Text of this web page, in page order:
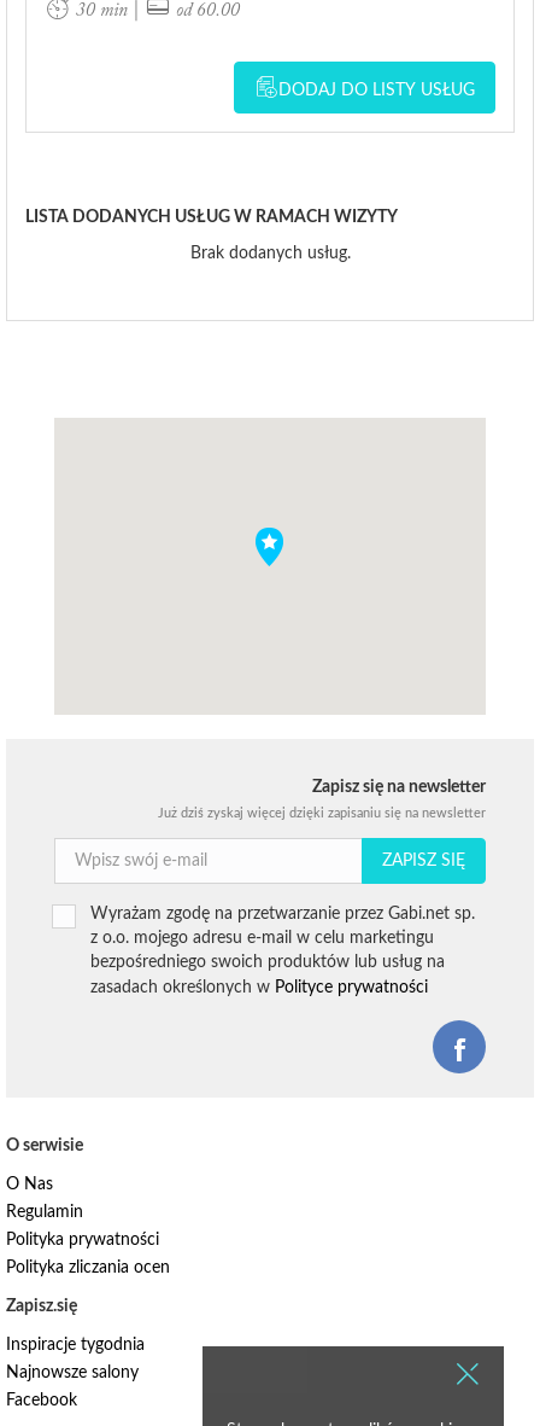
30 min od 60.00
DODAJ DO LISTY USŁUG
LISTA DODANYCH USŁUG W RAMACH WIZYTY
Brak dodanych usług.
Zapisz się na newsletter
Już dziś zyskaj więcej dzięki zapisaniu się na newsletter
ZAPISZ SIĘ
Wyrażam zgodę na przetwarzanie przez Gabi.net sp.
z o.o. mojego adresu e-mail w celu marketingu
bezpośredniego swoich produktów lub usług na
zasadach określonych w Polityce prywatności
O serwisie
O Nas
Regulamin
Polityka prywatności
Polityka zliczania ocen
Zapisz.się
Inspiracje tygodnia
Najnowsze salony
Facebook